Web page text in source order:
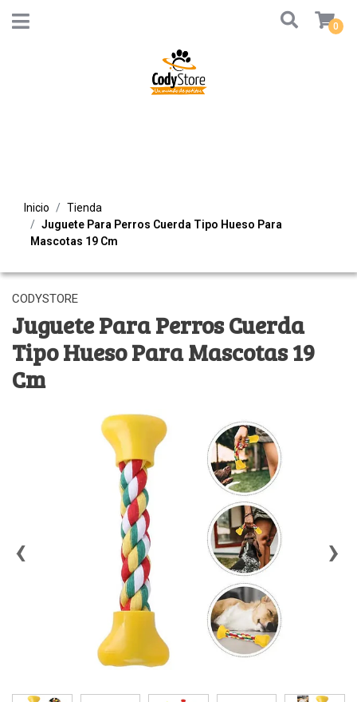
0
Inicio
Tienda
Juguete Para Perros Cuerda Tipo Hueso Para
Mascotas 19 Cm
CODYSTORE
Juguete Para Perros Cuerda
Tipo Hueso Para Mascotas 19
Cm
‹ ›